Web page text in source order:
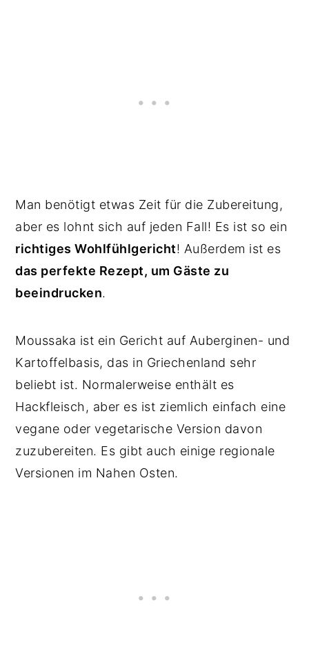
Man benötigt etwas Zeit für die Zubereitung,
aber es lohnt sich auf jeden Fall! Es ist so ein
richtiges Wohlfühlgericht! Außerdem ist es
das perfekte Rezept, um Gäste zu
beeindrucken.
Moussaka ist ein Gericht auf Auberginen- und
Kartoffelbasis, das in Griechenland sehr
beliebt ist. Normalerweise enthält es
Hackfleisch, aber es ist ziemlich einfach eine
vegane oder vegetarische Version davon
zuzubereiten. Es gibt auch einige regionale
Versionen im Nahen Osten.